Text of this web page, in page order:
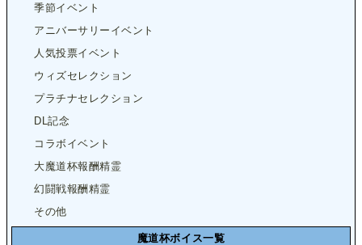
季節イベント
アニバーサリーイベント
人気投票イベント
ウィズセレクション
プラチナセレクション
DL記念
コラボイベント
大魔道杯報酬精霊
幻闘戦報酬精霊
その他
魔道杯ボイス一覧